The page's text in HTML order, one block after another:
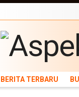
BERITA TERBARU BUMN
TEKNOLOGI
BERITA TERBARU